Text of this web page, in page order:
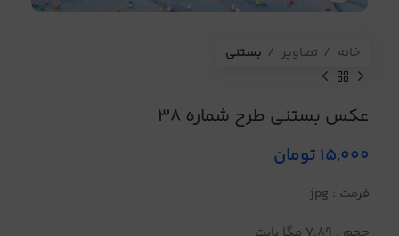
خانه تصاویر بستنی
عکس بستنی طرح شماره 38
15,000تومان
فرمت : jpg